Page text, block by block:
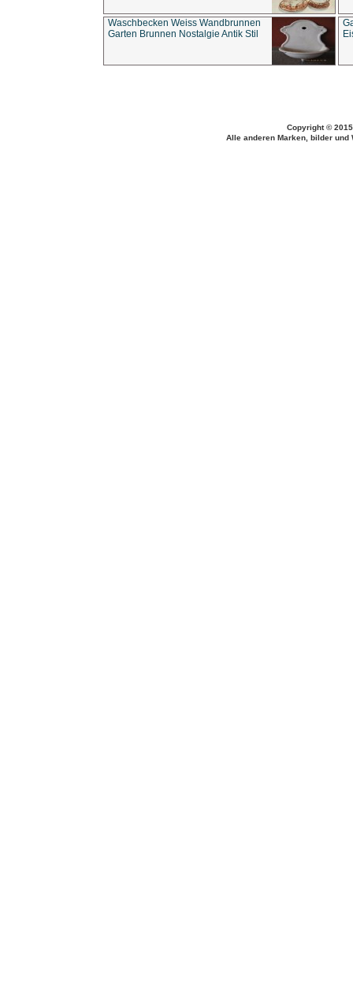
Waschbecken Weiss Wandbrunnen
Garten Brunnen Nostalgie Antik Stil
Copyright ©
Alle anderen Marken, bilder und